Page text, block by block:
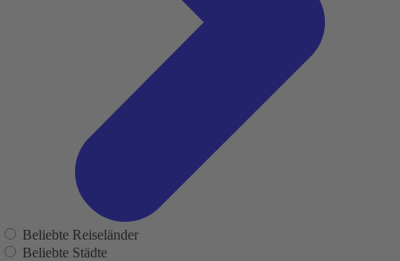
Beliebte Reiseländer
Beliebte Städte